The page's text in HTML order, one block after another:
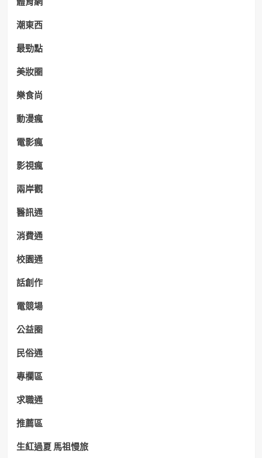
潮東西
最勁點
美妝圈
樂食尚
動漫瘋
電影瘋
影視瘋
兩岸觀
醫訊通
消費通
校園通
話創作
電競場
公益圈
民俗通
專欄區
求職通
推薦區
生紅過夏 馬祖慢旅